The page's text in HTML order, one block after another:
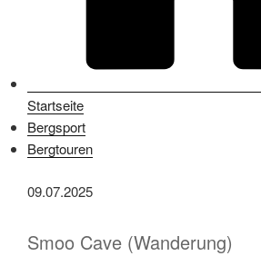
Startseite
Bergsport
Bergtouren
09.07.2025
Smoo Cave (Wanderung)